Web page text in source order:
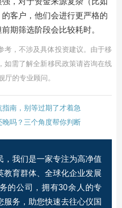
客户，他们会进行更严格的
期筛选阶段会比较耗时。
考，不涉及具体投资建议。由于移
如需了解全新移民政策请咨询在线
的专业顾问。
南，别等过期了才着急
吗？三个角度帮你判断
，我们是一家专注为高净值
教育群体、全球化企业发展
的公司，拥有30余人的专
服务，助您快速去往心仪国